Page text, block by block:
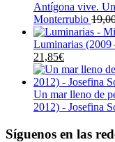
Antígona vive.
Monterrubio
Luminarias
El
precio
original
era:
23,00€.
21,85€El
precio
actual
es:
21,85€.
Un mar lleno de
2012) - Josefina
Síguenos en las